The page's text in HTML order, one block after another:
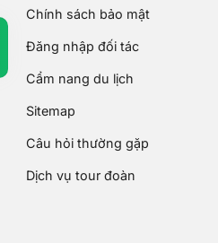
Chính sách bảo mật
Đăng nhập đối tác
Cẩm nang du lịch
Sitemap
Câu hỏi thường gặp
Dịch vụ tour đoàn